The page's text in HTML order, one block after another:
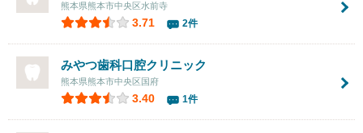
熊本県熊本市中央区水前寺
3.71 2件
みやつ歯科口腔クリニック
熊本県熊本市中央区国府
3.40 1件